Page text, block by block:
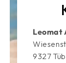
Leomat
9327